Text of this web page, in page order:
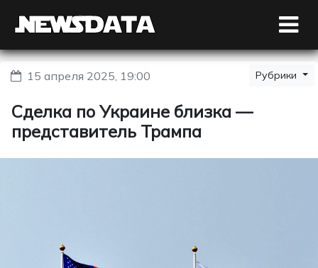
15 апреля 2025, 19:00 Рубрики
Сделка по Украине близка —
представитель Трампа